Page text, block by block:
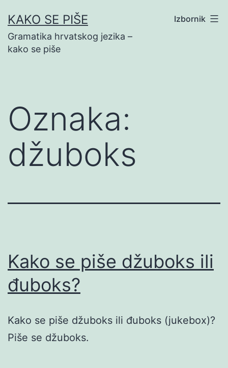
na
sadržaj
KAKO SE PIŠE
Gramatika hrvatskog jezika –
kako se piše
Izbornik
Oznaka:
džuboks
Kako se piše džuboks ili
đuboks?
Kako se piše džuboks ili đuboks (jukebox)?
Piše se džuboks.